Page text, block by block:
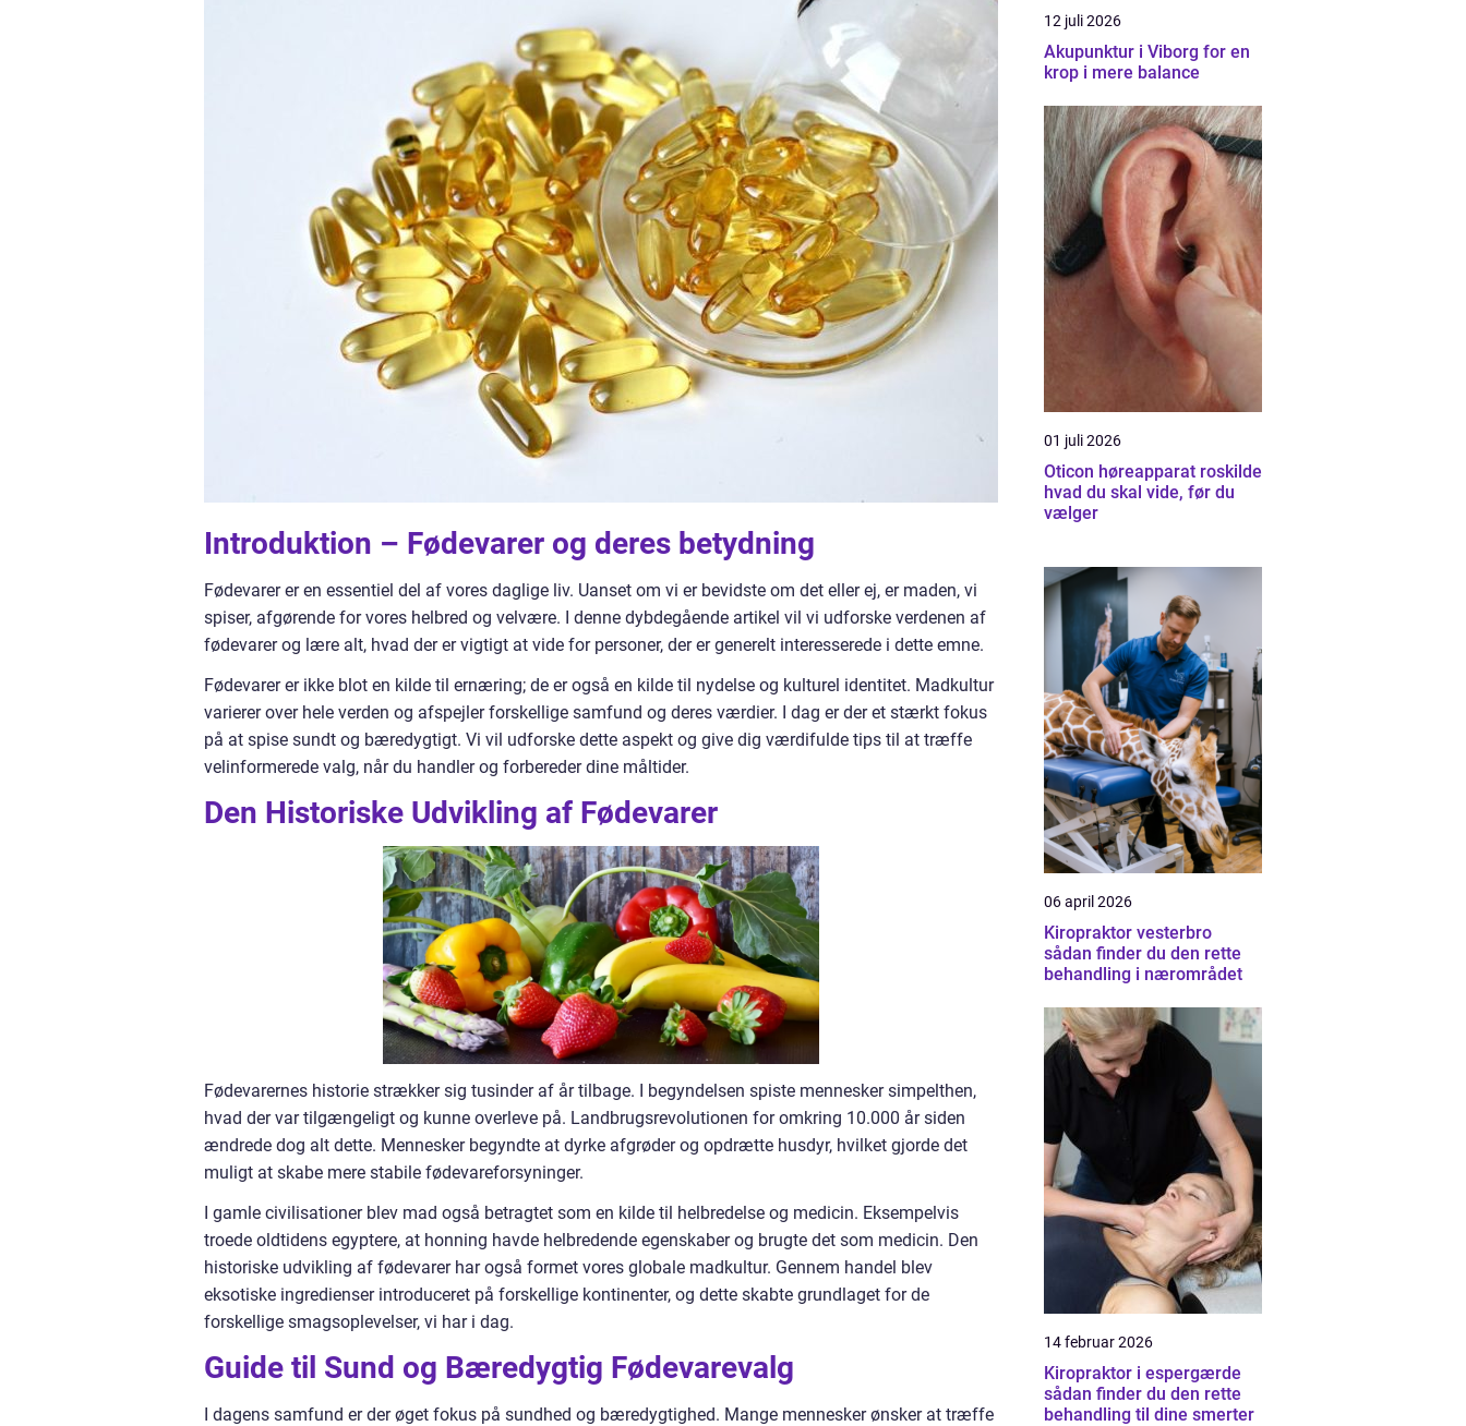
Introduktion – Fødevarer og deres betydning
Fødevarer er en essentiel del af vores daglige liv. Uanset om vi er bevidste om det eller ej, er maden, vi
spiser, afgørende for vores helbred og velvære. I denne dybdegående artikel vil vi udforske verdenen af
fødevarer og lære alt, hvad der er vigtigt at vide for personer, der er generelt interesserede i dette emne.
Fødevarer er ikke blot en kilde til ernæring; de er også en kilde til nydelse og kulturel identitet. Madkultur
varierer over hele verden og afspejler forskellige samfund og deres værdier. I dag er der et stærkt fokus
på at spise sundt og bæredygtigt. Vi vil udforske dette aspekt og give dig værdifulde tips til at træffe
velinformerede valg, når du handler og forbereder dine måltider.
Den Historiske Udvikling af Fødevarer
Fødevarernes historie strækker sig tusinder af år tilbage. I begyndelsen spiste mennesker simpelthen,
hvad der var tilgængeligt og kunne overleve på. Landbrugsrevolutionen for omkring 10.000 år siden
ændrede dog alt dette. Mennesker begyndte at dyrke afgrøder og opdrætte husdyr, hvilket gjorde det
muligt at skabe mere stabile fødevareforsyninger.
I gamle civilisationer blev mad også betragtet som en kilde til helbredelse og medicin. Eksempelvis
troede oldtidens egyptere, at honning havde helbredende egenskaber og brugte det som medicin. Den
historiske udvikling af fødevarer har også formet vores globale madkultur. Gennem handel blev
eksotiske ingredienser introduceret på forskellige kontinenter, og dette skabte grundlaget for de
forskellige smagsoplevelser, vi har i dag.
Guide til Sund og Bæredygtig Fødevarevalg
I dagens samfund er der øget fokus på sundhed og bæredygtighed. Mange mennesker ønsker at træffe
12 juli 2026
Akupunktur i Viborg for en
krop i mere balance
01 juli 2026
Oticon høreapparat roskilde
hvad du skal vide, før du
vælger
06 april 2026
Kiropraktor vesterbro
sådan finder du den rette
behandling i nærområdet
14 februar 2026
Kiropraktor i espergærde
sådan finder du den rette
behandling til dine smerter